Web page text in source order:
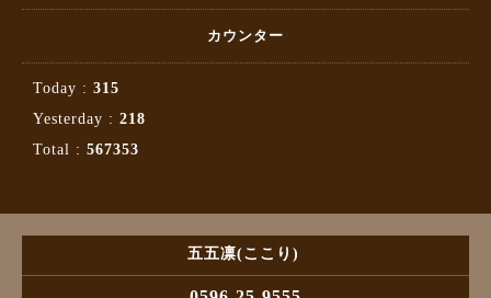
カウンター
Today : 315
Yesterday : 218
Total : 567353
五五凛(ここり)